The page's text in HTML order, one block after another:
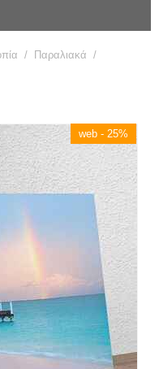
/ Παραλιακά /
web - 25%